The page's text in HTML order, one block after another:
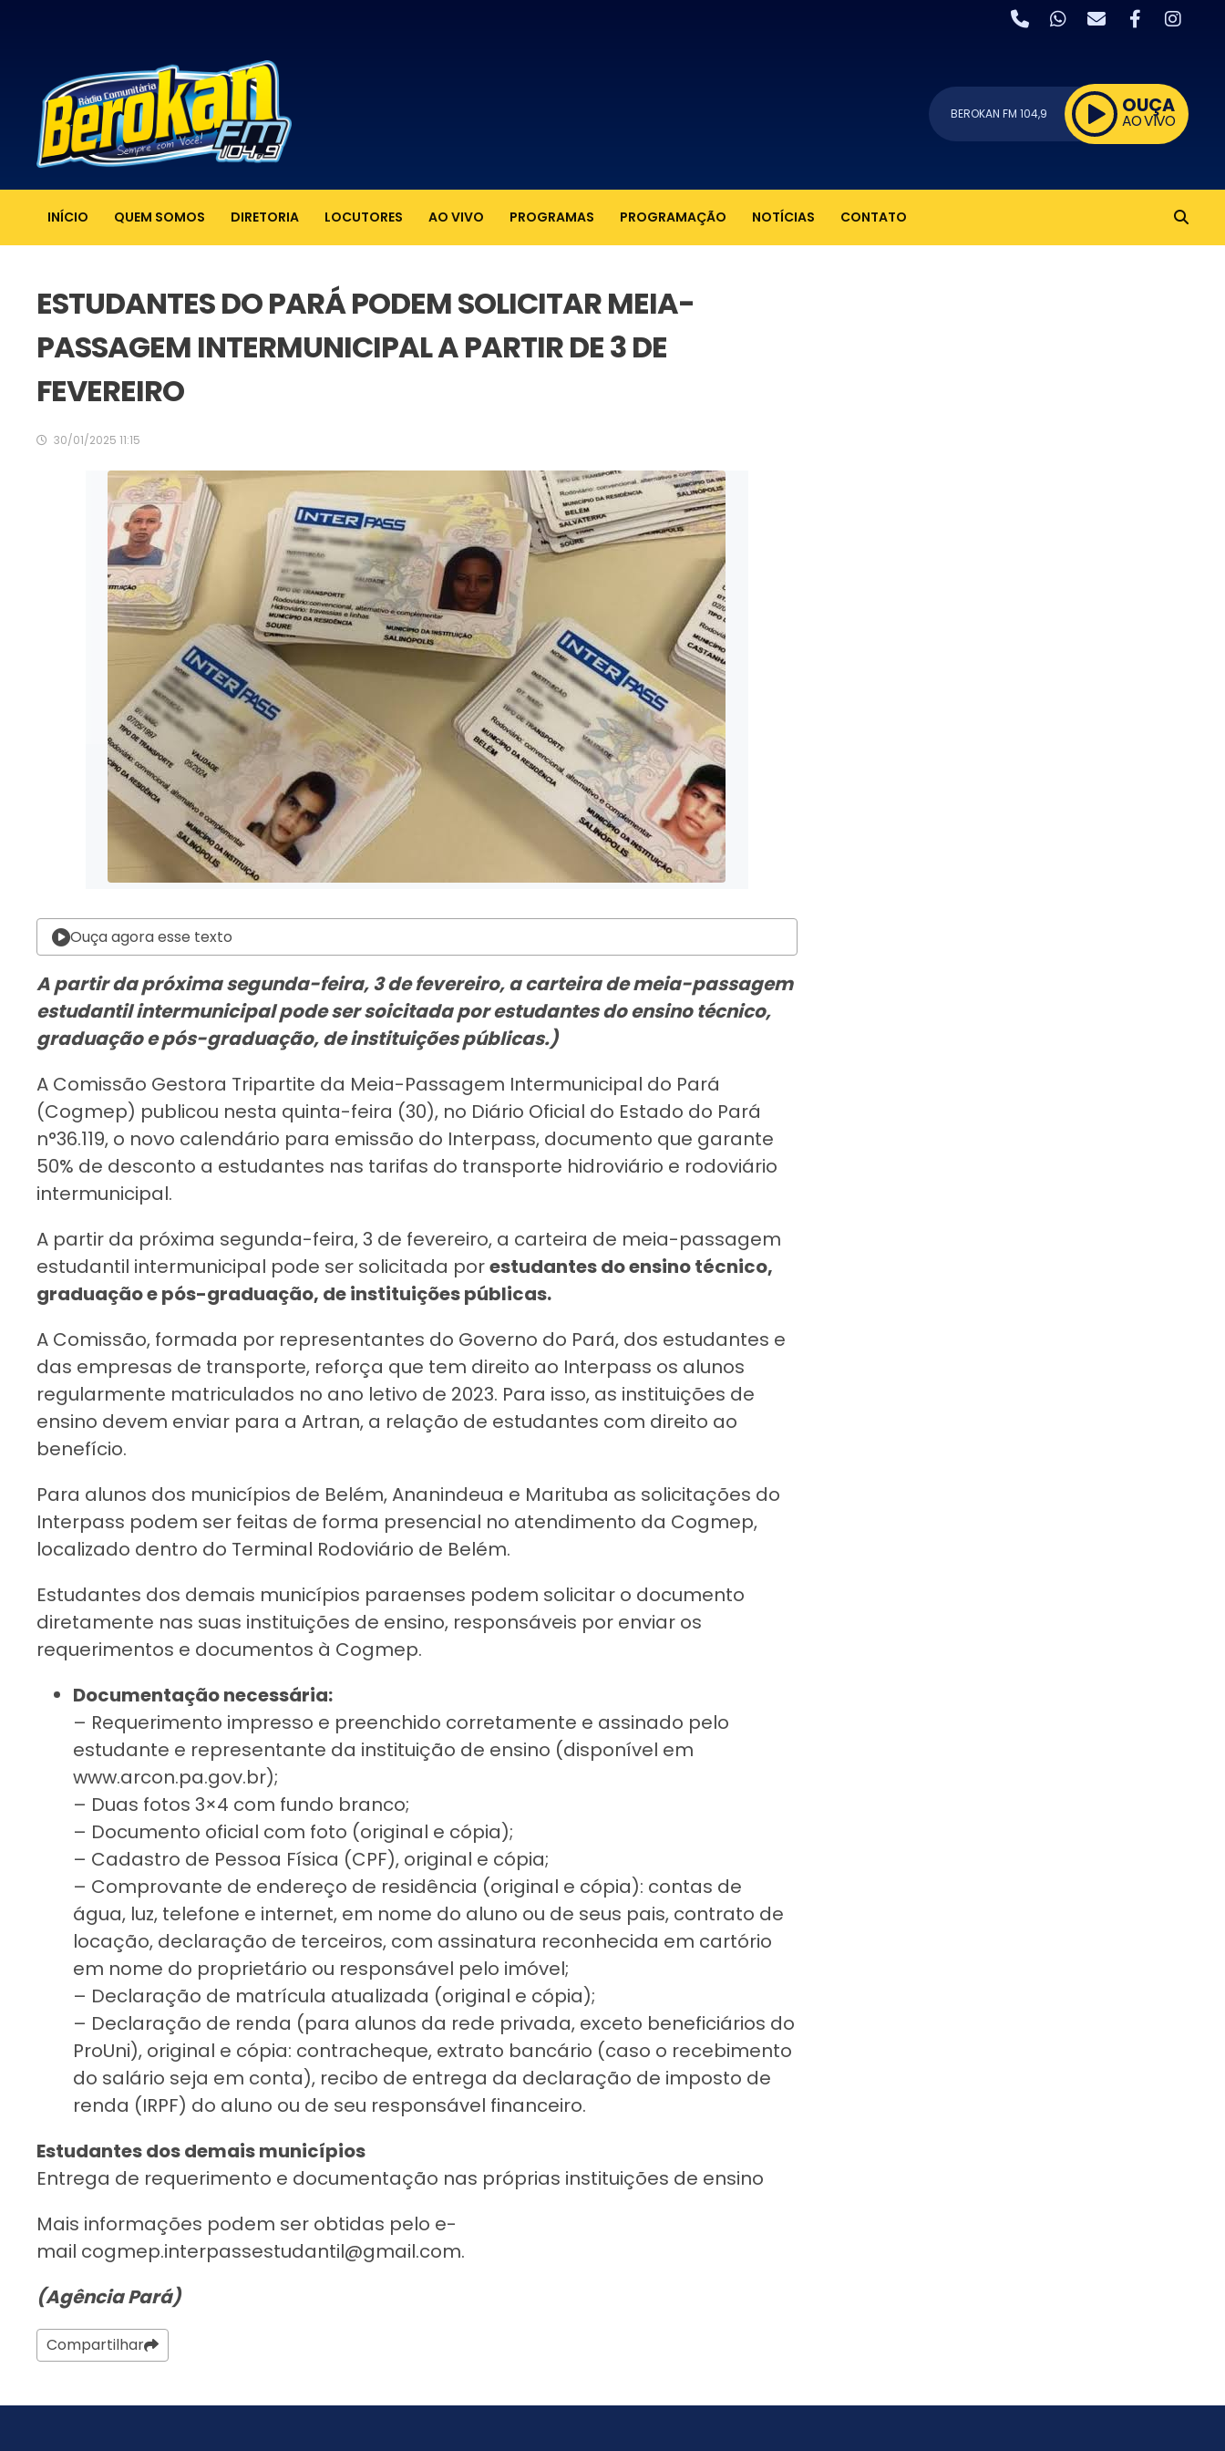
BEROKAN FM 104,9 OUÇA
AO VIVO
INÍCIO QUEM SOMOS DIRETORIA LOCUTORES AO VIVO PROGRAMAS PROGRAMAÇÃO NOTÍCIAS CONTATO
ESTUDANTES DO PARÁ PODEM SOLICITAR MEIA-
PASSAGEM INTERMUNICIPAL A PARTIR DE 3 DE
FEVEREIRO
30/01/2025 11:15
Ouça agora esse texto
A partir da próxima segunda-feira, 3 de fevereiro, a carteira de meia-passagem
estudantil intermunicipal pode ser soicitada por estudantes do ensino técnico,
graduação e pós-graduação, de instituições públicas.)
A Comissão Gestora Tripartite da Meia-Passagem Intermunicipal do Pará
(Cogmep) publicou nesta quinta-feira (30), no Diário Oficial do Estado do Pará
n°36.119, o novo calendário para emissão do Interpass, documento que garante
50% de desconto a estudantes nas tarifas do transporte hidroviário e rodoviário
intermunicipal.
A partir da próxima segunda-feira, 3 de fevereiro, a carteira de meia-passagem
estudantil intermunicipal pode ser solicitada porestudantes do ensino técnico,
graduação e pós-graduação, de instituições públicas.
A Comissão, formada por representantes do Governo do Pará, dos estudantes e
das empresas de transporte, reforça que tem direito ao Interpass os alunos
regularmente matriculados no ano letivo de 2023. Para isso, as instituições de
ensino devem enviar para a Artran, a relação de estudantes com direito ao
benefício.
Para alunos dos municípios de Belém, Ananindeua e Marituba as solicitações do
Interpass podem ser feitas de forma presencial no atendimento da Cogmep,
localizado dentro do Terminal Rodoviário de Belém.
Estudantes dos demais municípios paraenses podem solicitar o documento
diretamente nas suas instituições de ensino, responsáveis por enviar os
requerimentos e documentos à Cogmep.
Documentação necessária:
– Requerimento impresso e preenchido corretamente e assinado pelo
estudante e representante da instituição de ensino (disponível em
www.arcon.pa.gov.br);
– Duas fotos 3×4 com fundo branco;
– Documento oficial com foto (original e cópia);
– Cadastro de Pessoa Física (CPF), original e cópia;
– Comprovante de endereço de residência (original e cópia): contas de
água, luz, telefone e internet, em nome do aluno ou de seus pais, contrato de
locação, declaração de terceiros, com assinatura reconhecida em cartório
em nome do proprietário ou responsável pelo imóvel;
– Declaração de matrícula atualizada (original e cópia);
– Declaração de renda (para alunos da rede privada, exceto beneficiários do
ProUni), original e cópia: contracheque, extrato bancário (caso o recebimento
do salário seja em conta), recibo de entrega da declaração de imposto de
renda (IRPF) do aluno ou de seu responsável financeiro.
Estudantes dos demais municípios
Entrega de requerimento e documentação nas próprias instituições de ensino
Mais informações podem ser obtidas pelo e-
mail cogmep.interpassestudantil@gmail.com.
(Agência Pará)
Compartilhar